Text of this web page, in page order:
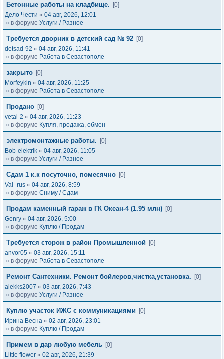
Бетонные работы на кладбище.
[0]
Дело Чести « 04 авг, 2026, 12:01
» в форуме Услуги / Разное
Требуется дворник в детский сад № 92 [0]
detsad-92 « 04 авг, 2026, 11:41
» в форуме Работа в Севастополе
закрыто [0]
Morfeykin « 04 авг, 2026, 11:25
» в форуме Работа в Севастополе
Продано [0]
vetal-2 « 04 авг, 2026, 11:23
» в форуме Купля, продажа, обмен
электромонтажные работы.
[0]
Bob-elektrik « 04 авг, 2026, 11:05
» в форуме Услуги / Разное
Сдам 1 к.к посуточно, помесячно [0]
Val_rus « 04 авг, 2026, 8:59
» в форуме Сниму / Сдам
Продам каменный гараж в ГК Океан-4 (1.95 млн) [0]
Genry « 04 авг, 2026, 5:00
» в форуме Куплю / Продам
Требуется сторож в район Промышленной
[0]
anvor05 « 03 авг, 2026, 15:11
» в форуме Работа в Севастополе
Ремонт Сантехники. Ремонт бойлеров,чистка,установка.
[0]
alekks2007 « 03 авг, 2026, 7:43
» в форуме Услуги / Разное
Куплю участок ИЖС с коммуникациями
[0]
Ирина Весна « 02 авг, 2026, 23:01
» в форуме Куплю / Продам
Примем в дар любую мебель [0]
Little flower « 02 авг, 2026, 21:39